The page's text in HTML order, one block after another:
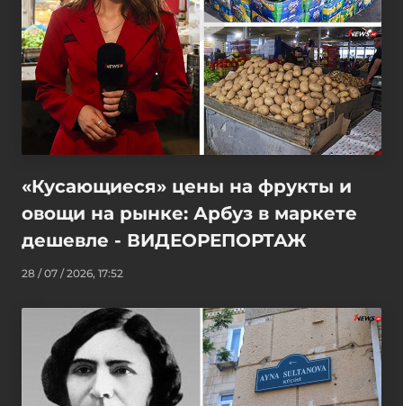
«Кусающиеся» цены на фрукты и
овощи на рынке: Арбуз в маркете
дешевле - ВИДЕОРЕПОРТАЖ
28 / 07 / 2026, 17:52